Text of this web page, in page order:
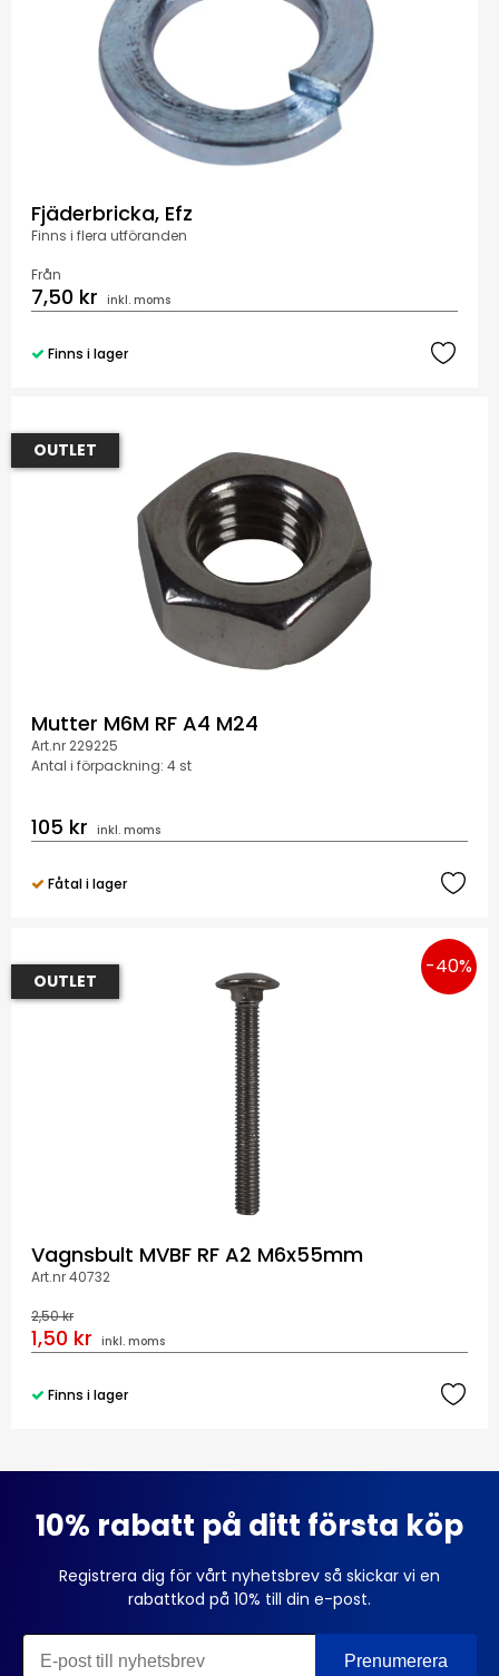
Fjäderbricka, Efz
Finns i flera utföranden
Från
7,50 kr inkl. moms
Finns i lager
OUTLET
Mutter M6M RF A4 M24
Art.nr 229225
Antal i förpackning: 4 st
105 kr inkl. moms
Fåtal i lager
-40%
OUTLET
Vagnsbult MVBF RF A2 M6x55mm
Art.nr 40732
2,50 kr
1,50 kr inkl. moms
Finns i lager
10% rabatt på ditt första köp
Registrera dig för vårt nyhetsbrev så skickar vi en
rabattkod på 10% till din e-post.